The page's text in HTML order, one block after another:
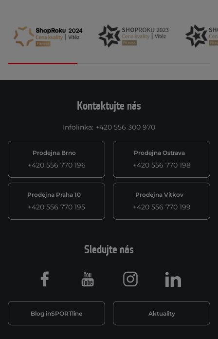
Kontaktujte nás
Infolinka: +420 556 300 970
Prodejna Brno
+420 556 770 196
Prodejna Ostrava
+420 556 770 198
Prodejna Praha 10
+420 556 770 195
Prodejna Vítkov
+420 556 770 199
Sledujte nás
Blog inSPORTline Aktuality
Facebook Youtube Instagram LinkedIn